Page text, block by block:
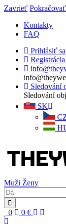
Zavrieť
Kontakty
FAQ
Prihlásiť sa
Registrácia
Sledování
Sledování
SK
Muži Ženy
0 0 €